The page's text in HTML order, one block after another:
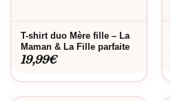
T-shirt duo Mère fille – La
Maman & La Fille parfaite
19,99€